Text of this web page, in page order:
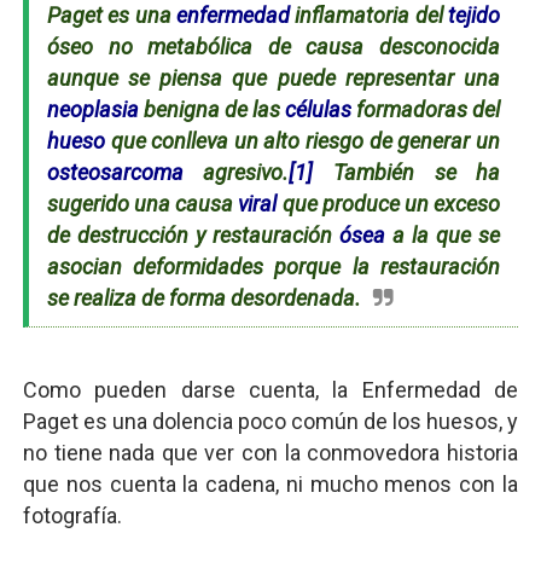
Paget es unaenfermedadinflamatoria deltejido
óseo no metabólica de causa desconocida
aunque se piensa que puede representar una
neoplasiabenigna de lascélulas formadoras del
huesoque conlleva un alto riesgo de generar un
osteosarcomaagresivo.[1]También se ha
sugerido una causa viralque produce un exceso
de destrucción y restauración ósea a la que se
asocian deformidades porque la restauración
se realiza de forma desordenada.
Como pueden darse cuenta, la Enfermedad de
Paget es una dolencia poco común de los huesos, y
no tiene nada que ver con la conmovedora historia
que nos cuenta la cadena, ni mucho menos con la
fotografía.